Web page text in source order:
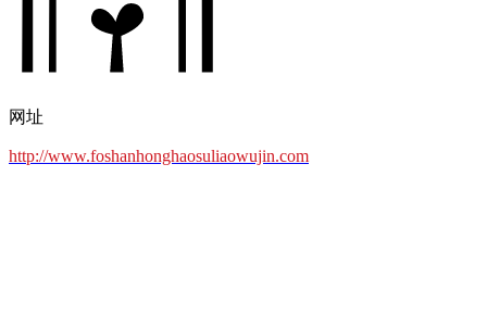
网址
http://www.foshanhonghaosuliaowujin.com